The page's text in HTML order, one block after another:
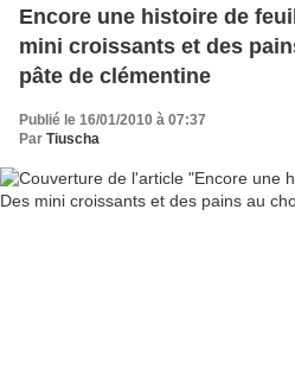
Encore une histoire de
mini croissants et des
pâte de clémentine
Publié le 16/01/2010 à 07:37
Par Tiuscha